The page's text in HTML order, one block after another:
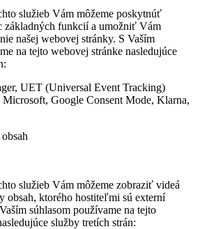
služieb Vám môžeme poskytnúť
základných funkcií a umožniť Vám
našej webovej stránky. S Vaším
na tejto webovej stránke nasledujúce
UET (Universal Event Tracking)
Google Consent Mode, Klarna,
služieb Vám môžeme zobraziť videá
obsah, ktorého hostiteľmi sú externí
súhlasom používame na tejto
služby tretích strán: